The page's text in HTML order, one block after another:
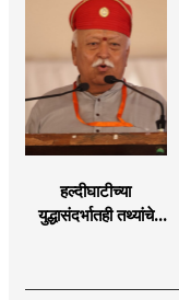
हल्दीघाटीच्या
युद्धासंदर्भातही तथ्यांचे
मोहनजी भागवत